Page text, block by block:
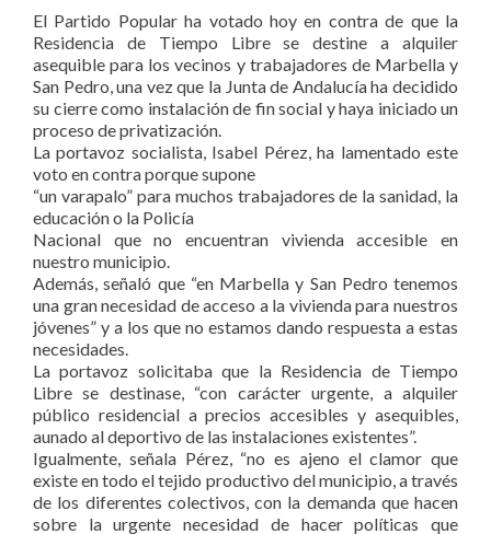
El Partido Popular ha votado hoy en contra de que la
Residencia de Tiempo Libre se destine a alquiler
asequible para los vecinos y trabajadores de Marbella y
San Pedro, una vez que la Junta de Andalucía ha decidido
su cierre como instalación de fin social y haya iniciado un
proceso de privatización.
La portavoz socialista, Isabel Pérez, ha lamentado este
voto en contra porque supone
“un varapalo” para muchos trabajadores de la sanidad, la
educación o la Policía
Nacional que no encuentran vivienda accesible en
nuestro municipio.
Además, señaló que “en Marbella y San Pedro tenemos
una gran necesidad de acceso a la vivienda para nuestros
jóvenes” y a los que no estamos dando respuesta a estas
necesidades.
La portavoz solicitaba que la Residencia de Tiempo
Libre se destinase, “con carácter urgente, a alquiler
público residencial a precios accesibles y asequibles,
aunado al deportivo de las instalaciones existentes”.
Igualmente, señala Pérez, “no es ajeno el clamor que
existe en todo el tejido productivo del municipio, a través
de los diferentes colectivos, con la demanda que hacen
sobre la urgente necesidad de hacer políticas que